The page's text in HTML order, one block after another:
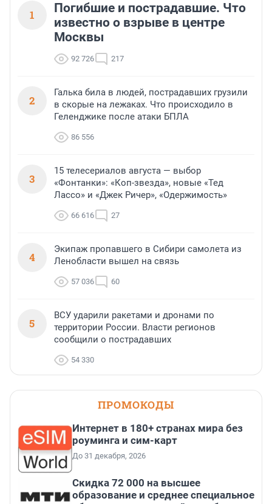
1
Погибшие и пострадавшие. Что
известно о взрыве в центре
Москвы
92 726 217
2
Галька била в людей, пострадавших грузили
в скорые на лежаках. Что происходило в
Геленджике после атаки БПЛА
86 556
3
15 телесериалов августа — выбор
«Фонтанки»: «Коп-звезда», новые «Тед
Лассо» и «Джек Ричер», «Одержимость»
66 616 27
4
Экипаж пропавшего в Сибири самолета из
Ленобласти вышел на связь
57 036 60
5
ВСУ ударили ракетами и дронами по
территории России. Власти регионов
сообщили о пострадавших
54 330
ПРОМОКОДЫ
Интернет в 180+ странах мира без
роуминга и сим-карт
До 31 декабря, 2026
Скидка 72 000 на высшее
образование и среднее специальное